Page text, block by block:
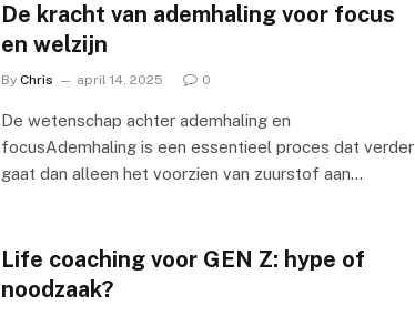
De kracht van ademhaling voor focus
en welzijn
By Chris april 14, 2025 0
De wetenschap achter ademhaling en
focusAdemhaling is een essentieel proces dat verder
gaat dan alleen het voorzien van zuurstof aan…
Life coaching voor GEN Z: hype of
noodzaak?